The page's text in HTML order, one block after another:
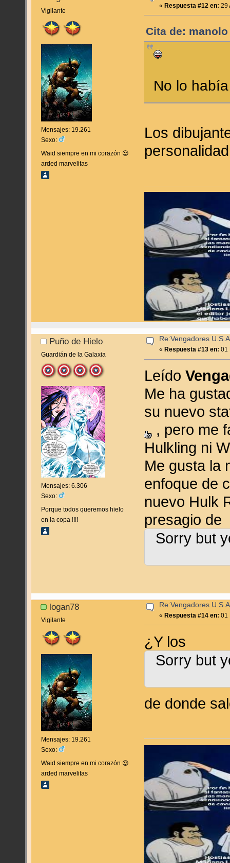
Vigilante
Mensajes: 19.261
Sexo:
Waid siempre en mi corazón 😍
arded marvelitas
«Respuesta #12 en: 29
Cita de:
No lo
Los
Puño de Hielo
Guardián de la Galaxia
Mensajes: 6.306
Sexo:
Porque todos queremos hielo
en la copa !!!!
Re:Vengadores
« Respuesta #13 en: 01
Leído
Me ha
su nuevo
, pero me
Hulkling ni
Me gusta la
enfoque de
nuevo Hulk
presagio de
Sorry but
logan78
Vigilante
Mensajes: 19.261
Sexo:
Waid siempre en mi corazón 😍
arded marvelitas
Re:Vengadores
«Respuesta #14 en: 01
¿Y los
Sorry but
de donde